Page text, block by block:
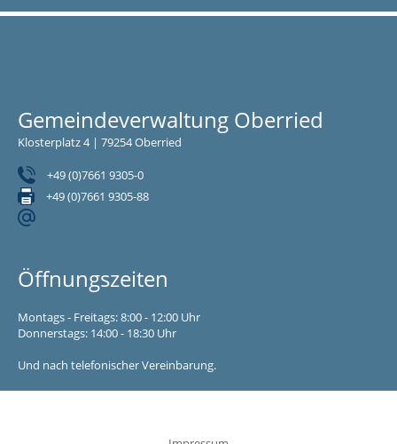
Gemeindeverwaltung Oberried
Klosterplatz 4 | 79254 Oberried
+49 (0)7661 9305-0
+49 (0)7661 9305-88
Öffnungszeiten
Montags - Freitags: 8:00 - 12:00 Uhr
Donnerstags: 14:00 - 18:30 Uhr
Und nach telefonischer Vereinbarung.